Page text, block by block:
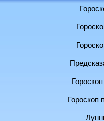
Гороскоп